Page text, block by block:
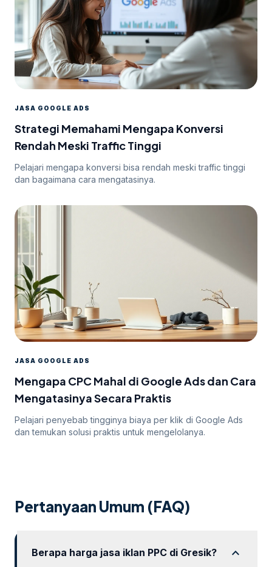
JASA GOOGLE ADS
Strategi Memahami Mengapa Konversi
Rendah Meski Traffic Tinggi
Pelajari mengapa konversi bisa rendah meski traffic tinggi
dan bagaimana cara mengatasinya.
JASA GOOGLE ADS
Mengapa CPC Mahal di Google Ads dan Cara
Mengatasinya Secara Praktis
Pelajari penyebab tingginya biaya per klik di Google Ads
dan temukan solusi praktis untuk mengelolanya.
Pertanyaan Umum (FAQ)
Berapa harga jasa iklan PPC di Gresik? expand_more